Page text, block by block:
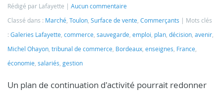
Rédigé par Lafayette
Aucun commentaire
Classé dans : Marché, Toulon, Surface de vente, Commerçants
Mots clés
: Galeries Lafayette, commerce, sauvegarde, emploi, plan, décision, avenir,
Michel Ohayon, tribunal de commerce, Bordeaux, enseignes, France,
économie, salariés, gestion
Un plan de continuation d'activité pourrait redonner